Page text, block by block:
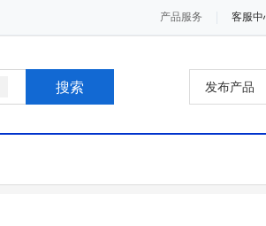
产品服务 客服中
发布产品